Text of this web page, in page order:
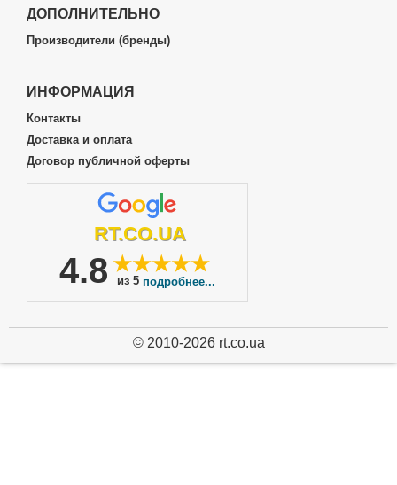
ДОПОЛНИТЕЛЬНО
Производители (бренды)
ИНФОРМАЦИЯ
Контакты
Доставка и оплата
Договор публичной оферты
RT.CO.UA
4.8 ★★★★★
из 5 подробнее...
© 2010-2026 rt.co.ua